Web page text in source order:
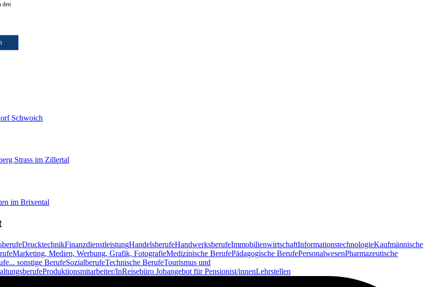
Schwoich
Strass im Zillertal
im Brixental
DrucktechnikFinanzdienstleistungHandelsberufeHandwerksberufeImmobilienwirtschaftInformationstechnologieKaufmännische
Marketing, Medien, Werbung, Grafik, FotografieMedizinische BerufePädagogische BerufePersonalwesenPharmazeutische
... sonstige BerufeSozialberufeTechnische BerufeTourismus und
Produktionsmitarbeiter/InReisebüro Jobangebot für Pensionist/innenLehrstellen
den